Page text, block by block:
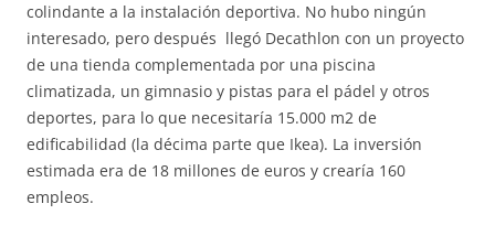
colindante a la instalación deportiva. No hubo ningún
interesado, pero después llegó Decathlon con un proyecto
de una tienda complementada por una piscina
climatizada, un gimnasio y pistas para el pádel y otros
deportes, para lo que necesitaría 15.000 m2 de
edificabilidad (la décima parte que Ikea). La inversión
estimada era de 18 millones de euros y crearía 160
empleos.